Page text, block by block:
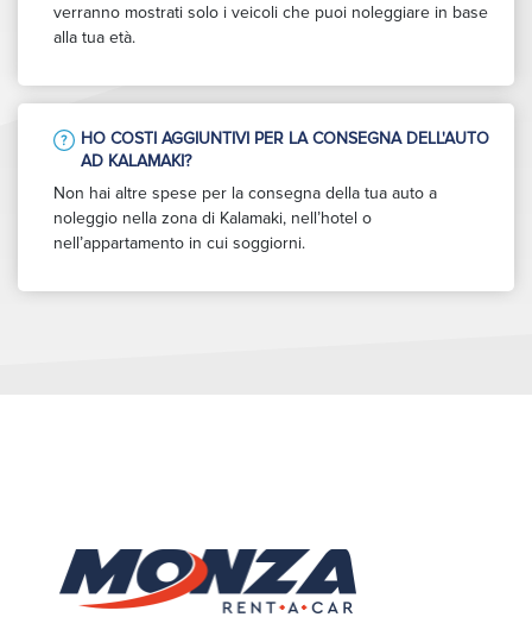
verranno mostrati solo i veicoli che puoi noleggiare in base
alla tua età.
HO COSTI AGGIUNTIVI PER LA CONSEGNA DELL'AUTO
AD KALAMAKI?
Non hai altre spese per la consegna della tua auto a
noleggio nella zona di Kalamaki, nell’hotel o
nell’appartamento in cui soggiorni.